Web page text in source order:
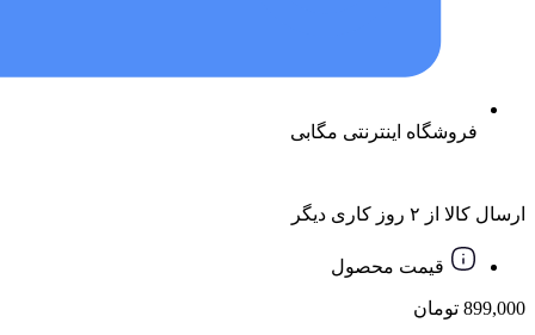
فروشگاه اینترنتی مگابی
ارسال کالا از ۲ روز کاری دیگر
قیمت محصول
899,000 تومان